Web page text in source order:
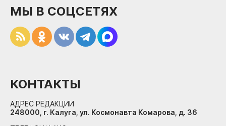
МЫ В СОЦСЕТЯХ
КОНТАКТЫ
АДРЕС РЕДАКЦИИ
248000, г. Калуга, ул. Космонавта Комарова, д. 36